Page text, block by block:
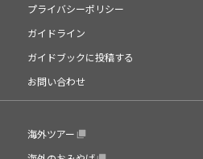
プライバシーポリシー
ガイドライン
ガイドブックに投稿する
お問い合わせ
海外ツアー